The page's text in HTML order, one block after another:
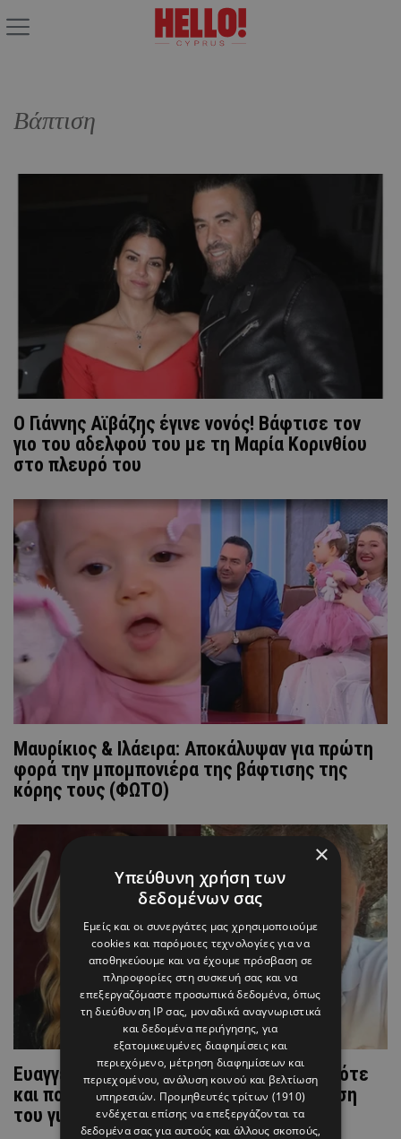
Βάπτιση
Ο Γιάννης Αϊβάζης έγινε νονός! Βάφτισε τον
γιο του αδελφού του με τη Μαρία Κορινθίου
στο πλευρό του
Μαυρίκιος & Ιλάειρα: Αποκάλυψαν για πρώτη
φορά την μπομπονιέρα της βάφτισης της
κόρης τους (ΦΩΤΟ)
Ευαγγελία Αραβανή & Σπύρος Λάζαρης: Πότε
και πού θα κάνουν τον γάμο και τη βάπτιση
του γιου τους;
×
Υπεύθυνη χρήση των
δεδομένων σας
Εμείς και οι συνεργάτες μας χρησιμοποιούμε
cookies και παρόμοιες τεχνολογίες για να
αποθηκεύουμε και να έχουμε πρόσβαση σε
πληροφορίες στη συσκευή σας και να
επεξεργαζόμαστε προσωπικά δεδομένα, όπως
τη διεύθυνση IP σας, μοναδικά αναγνωριστικά
και δεδομένα περιήγησης, για
εξατομικευμένες διαφημίσεις και
περιεχόμενο, μέτρηση διαφημίσεων και
περιεχομένου, ανάλυση κοινού και βελτίωση
υπηρεσιών. Προμηθευτές τρίτων (1910)
ενδέχεται επίσης να επεξεργάζονται τα
δεδομένα σας για αυτούς και άλλους σκοπούς,